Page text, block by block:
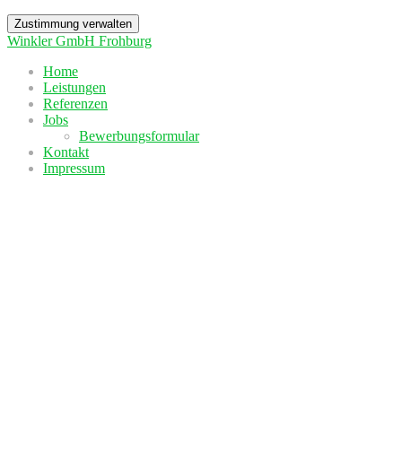
Zustimmung verwalten
Winkler GmbH Frohburg
Home
Leistungen
Referenzen
Jobs
Bewerbungsformular
Kontakt
Impressum